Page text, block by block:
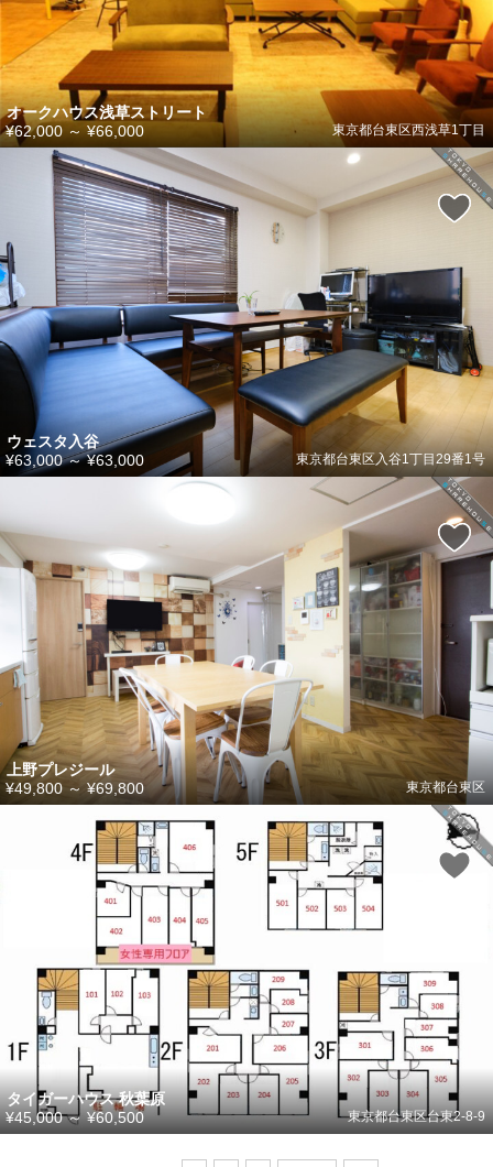
オークハウス浅草ストリート
東京都台東区西浅草1丁目
¥62,000～¥66,000
ウェスタ入谷
東京都台東区入谷1丁目29番1号
¥63,000～¥63,000
上野プレジール
東京都台東区
¥49,800 ～¥69,800
タイガーハウス 秋葉原
東京都台東区台東2-8-9
¥45,000～¥60,500